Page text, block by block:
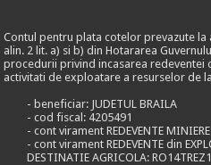
Contul pentru plata cotelor prevazute la
alin. 2 lit. a) si b) din Hotararea
procedurii privind incasarea redeventei
activitati de exploatare a resurselor de
- beneficiar: JUDETUL BRAILA
- cod fiscal: 4205491
- cont virament REDEVENTE
- cont virament REDEVENTE din
DESTINATIE AGRICOLA: